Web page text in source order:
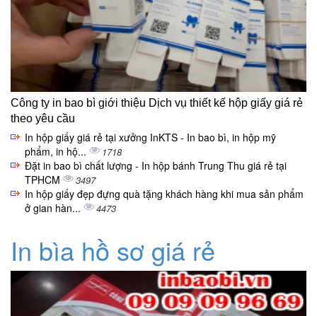
Công ty in bao bì giới thiệu Dịch vụ thiết kế hộp giấy giá rẻ
theo yêu cầu
In hộp giấy giá rẻ tại xưởng InKTS - In bao bì, in hộp mỹ
phẩm, in hộ...
1718
Đặt in bao bì chất lượng - In hộp bánh Trung Thu giá rẻ tại
TPHCM
3497
In hộp giấy đẹp đựng quà tặng khách hàng khi mua sản phẩm
ở gian hàn...
4473
In bìa hồ sơ giá rẻ